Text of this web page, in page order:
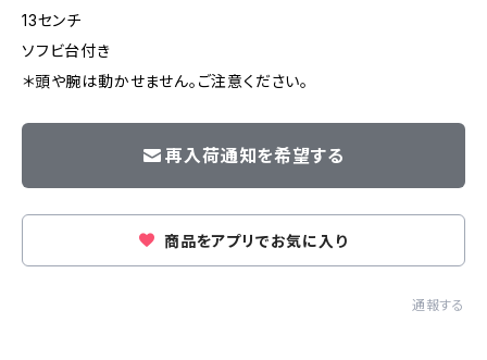
13センチ
ソフビ台付き
＊頭や腕は動かせません。ご注意ください。
再入荷通知を希望する
商品をアプリでお気に入り
通報する